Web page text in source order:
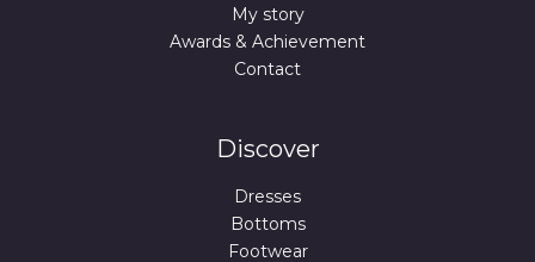
My story
Awards & Achievement
Contact
Discover
Dresses
Bottoms
Footwear